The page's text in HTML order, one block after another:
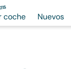
coche Nuevos